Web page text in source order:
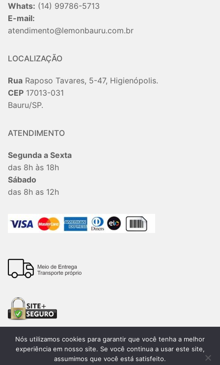
Whats: (14) 99786-5713
E-mail:
atendimento@lemonbauru.com.br
LOCALIZAÇÃO
Rua Raposo Tavares, 5-47, Higienópolis.
CEP 17013-031
Bauru/SP.
ATENDIMENTO
Segunda a Sexta
das 8h às 18h
Sábado
das 8h as 12h
Todos os direitos reservados. 2026®. Lemon Bauru –
Nós utilizamos cookies para garantir que você tenha a melhor
experiência em nosso site. Se você continua a usar este site,
assumimos que você está satisfeito.